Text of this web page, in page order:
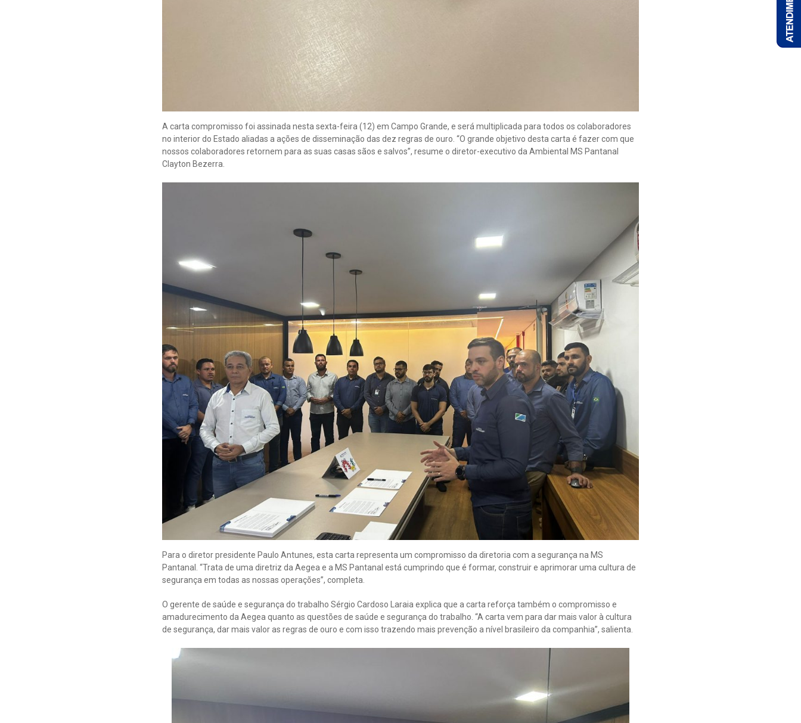
A carta compromisso foi assinada nesta sexta-feira (12) em Campo Grande, e será multiplicada para todos os colaboradores
no interior do Estado aliadas a ações de disseminação das dez regras de ouro. “O grande objetivo desta carta é fazer com que
nossos colaboradores retornem para as suas casas sãos e salvos”, resume o diretor-executivo da Ambiental MS Pantanal
Clayton Bezerra.
Para o diretor presidente Paulo Antunes, esta carta representa um compromisso da diretoria com a segurança na MS
Pantanal. “Trata de uma diretriz da Aegea e a MS Pantanal está cumprindo que é formar, construir e aprimorar uma cultura de
segurança em todas as nossas operações”, completa.
O gerente de saúde e segurança do trabalho Sérgio Cardoso Laraia explica que a carta reforça também o compromisso e
amadurecimento da Aegea quanto as questões de saúde e segurança do trabalho. “A carta vem para dar mais valor à cultura
de segurança, dar mais valor as regras de ouro e com isso trazendo mais prevenção a nível brasileiro da companhia”, salienta.